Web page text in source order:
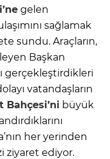
gelen
sağlamak
sundu. Araçların,
Başkan
gerçekleştirdikleri
vatandaşların
Bahçesi’ni büyük
her yerinden
ziyaret ediyor.